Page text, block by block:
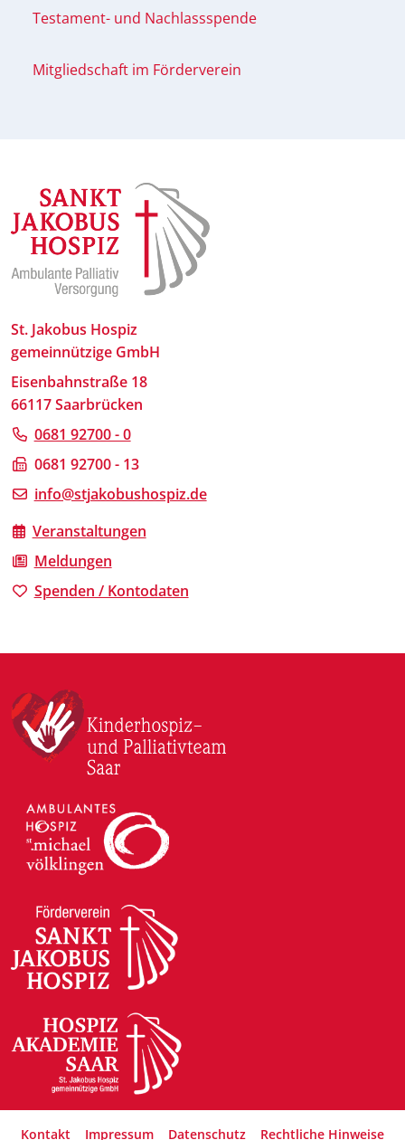
Testament- und Nachlassspende
Mitgliedschaft im Förderverein
St. Jakobus Hospiz
gemeinnützige GmbH
Eisenbahnstraße 18
66117 Saarbrücken
0681 92700 - 0
0681 92700 - 13
info@stjakobushospiz.de
Veranstaltungen
Meldungen
Spenden / Kontodaten
Kontakt Impressum Datenschutz Rechtliche Hinweise